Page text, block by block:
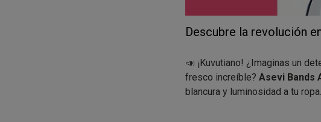
Descubre la revolución
📣 ¡Kuvutiano! ¿Imaginas un
fresco increíble? Asevi Bands
blancura y luminosidad a tu ropa.